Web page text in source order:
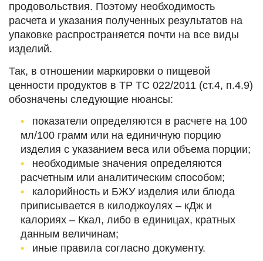
продовольствия. Поэтому необходимость
расчета и указания полученных результатов на
упаковке распространяется почти на все виды
изделий.
Так, в отношении маркировки о пищевой
ценности продуктов в ТР ТС 022/2011 (ст.4, п.4.9)
обозначены следующие нюансы:
показатели определяются в расчете на 100
мл/100 грамм или на единичную порцию
изделия с указанием веса или объема порции;
необходимые значения определяются
расчетным или аналитическим способом;
калорийность и БЖУ изделия или блюда
приписывается в килоджоулях – кДж и
калориях – Ккал, либо в единицах, кратных
данным величинам;
иные правила согласно документу.